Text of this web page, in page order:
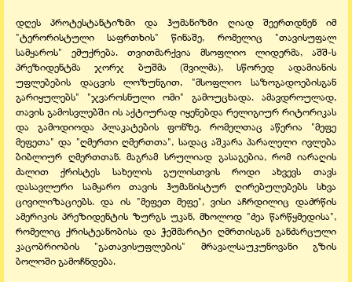
დღეს პროტესტანტიზმი და ჰუმანიზმი ღიად შეერთდნენ იმ
"ტერორისტული საფრთხის" წინაშე, რომელიც "თავისუფალ
სამყაროს" ემუქრება. თვითმარქვია მსოფლიო ლიდერმა, აშშ-ს
პრეზიდენტმა ჯორჯ ბუშმა (შვილმა), სწორედ ადამიანის
უფლებების დაცვის ლოზუნგით, "მსოფლიო საზოგადოებისგან
გარიყულებს" "ჯვაროსნული ომი" გამოუცხადა. ამავდროულად,
თავის გამოსვლებში ის აქტიურად იყენებდა რელიგიურ რიტორიკას
და გამოდიოდა პლაკატების ფონზე, რომელთაც აწერია "მეფე
მეფეთა" და "ღმერთი ღმერთთა", სადაც აშკარა პარალელი ივლება
ბიბლიურ ღმერთთან. მაგრამ სრულიად გასაგებია, რომ იარაღის
ძალით ქრისტეს სახელის გულისთვის როდი ახვევს თავს
დასავლური სამყარო თავის ჰუმანისტურ ღირებულებებს სხვა
ცივილიზაციებს. და ის "მეფეთ მეფე", ვისი აჩრდილიც დაძრწის
ამერიკის პრეზიდენტის ზურგს უკან, მხოლოდ "ძეა წარწყმედისა",
რომელიც ქრისტეანობისა და ჭეშმარიტი ღმრთისგან განძარცული
კაცობრიობის "გათავისუფლების" მრავალსაუკუნოვანი გზის
ბოლოში გამოჩნდება.